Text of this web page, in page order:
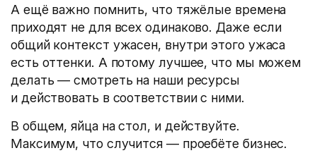
А ещё важно помнить, что тяжёлые времена
приходят не для всех одинаково. Даже если
общий контекст ужасен, внутри этого ужаса
есть оттенки. А потому лучшее, что мы можем
делать — смотреть на наши ресурсы
и действовать в соответствии с ними.
В общем, яйца на стол, и действуйте.
Максимум, что случится — проебёте бизнес.